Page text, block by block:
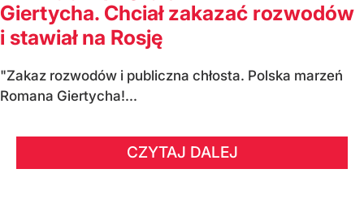
Giertycha. Chciał zakazać rozwodów
i stawiał na Rosję
"Zakaz rozwodów i publiczna chłosta. Polska marzeń
Romana Giertycha!...
CZYTAJ DALEJ